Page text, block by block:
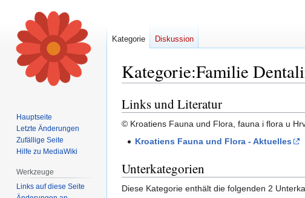
Kategorie:Familie
Zur
Navigation
springen
Zur
Suche
springen
Links und Literatur
© Kroatiens Fauna und Flora, fauna i flora u
Kroatiens Fauna und Flora - Aktuelles
Unterkategorien
Diese Kategorie enthält die folgenden 2
Kategorie Diskussion
Hauptseite
Letzte Änderungen
Zufällige Seite
Hilfe zu MediaWiki
Werkzeuge
Links auf diese Seite